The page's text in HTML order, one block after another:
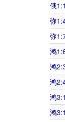
俄
弥
弥
鸿
鸿
鸿
鸿
鸿